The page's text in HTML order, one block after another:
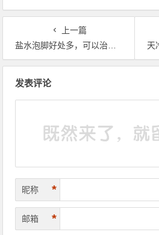
上一篇
盐水泡脚好处多，可以治疗百病！快转发！可以帮助很多人
天冷腰
发表评论
昵称 *
邮箱 *